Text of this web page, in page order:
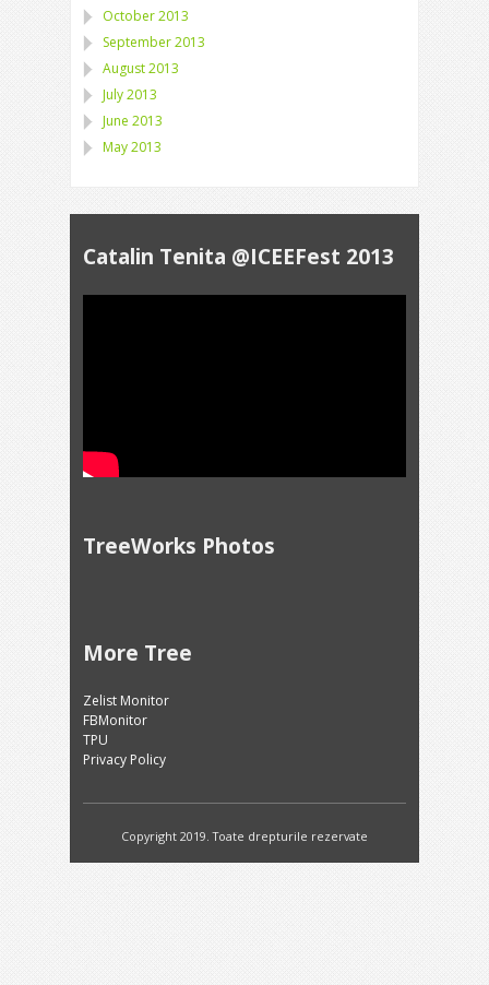
October 2013
September 2013
August 2013
July 2013
June 2013
May 2013
Catalin Tenita @ICEEFest 2013
TreeWorks Photos
More Tree
Zelist Monitor
FBMonitor
TPU
Privacy Policy
Copyright 2019. Toate drepturile rezervate